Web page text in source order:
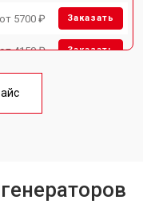
от 5700 ₽ Заказать
4150 ₽ Заказать
4700 ₽